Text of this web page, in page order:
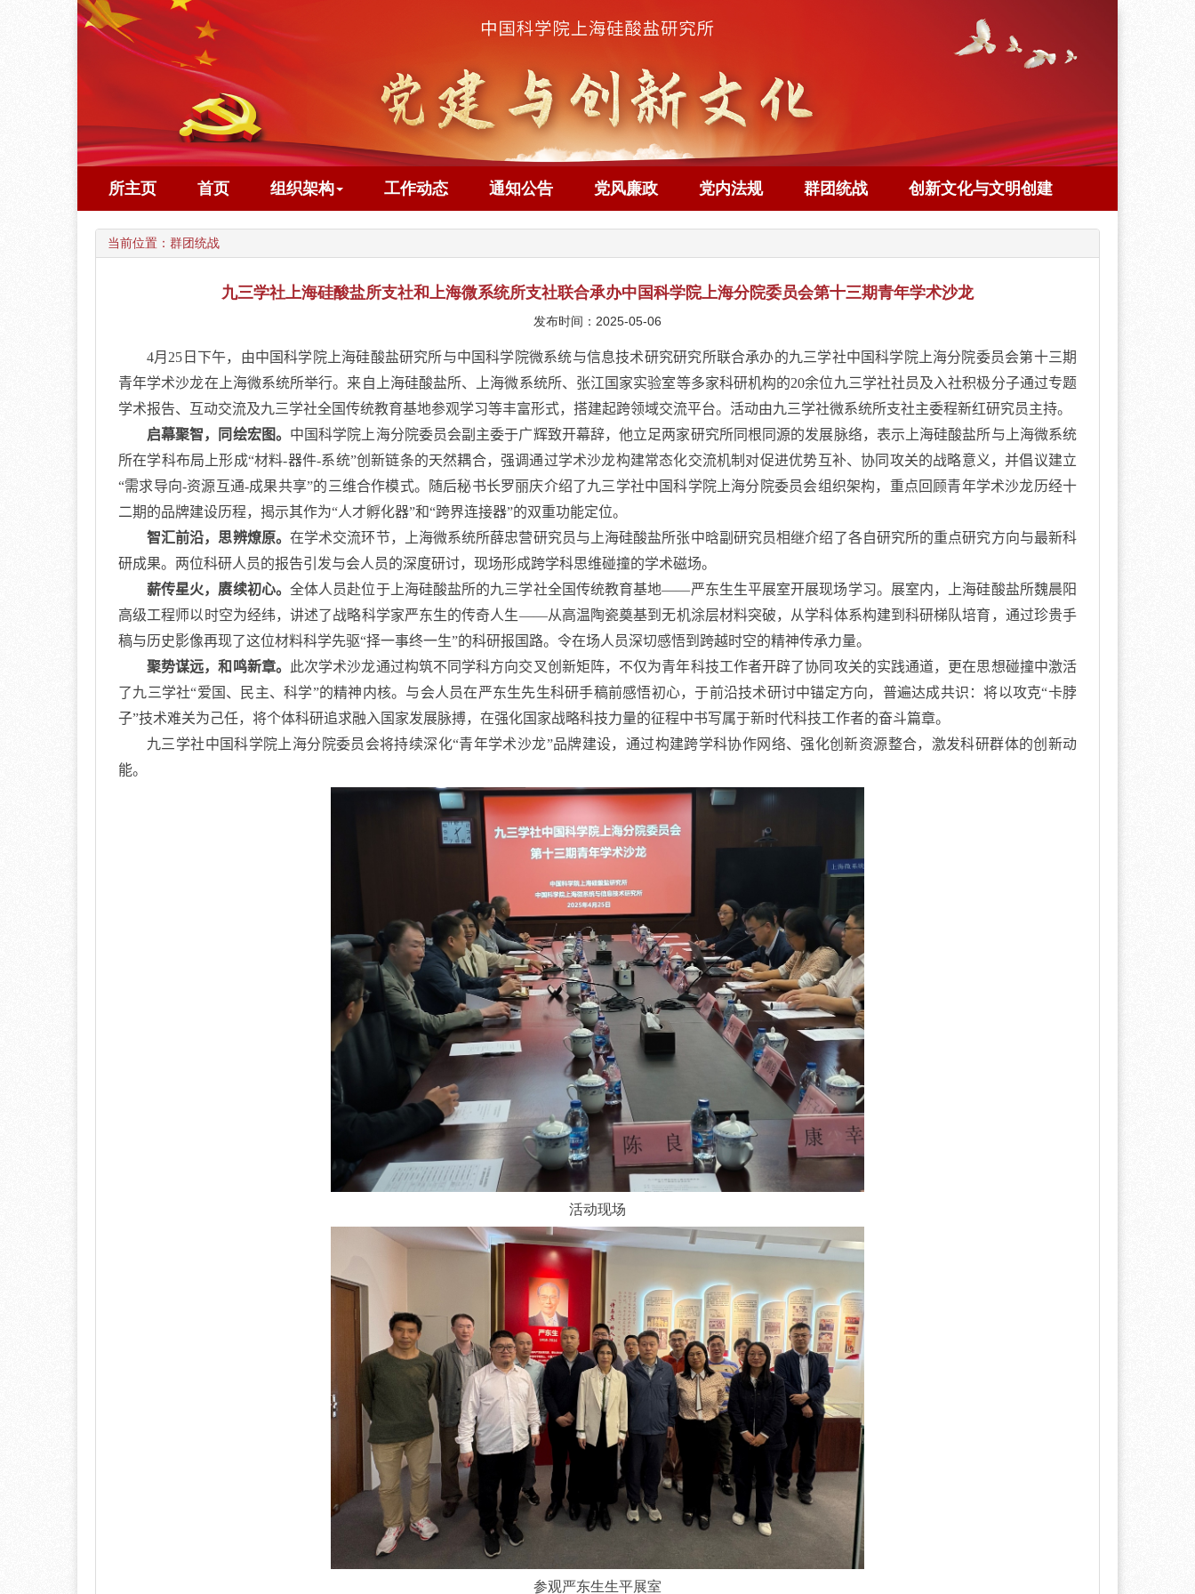
所主页 首页 组织架构 工作动态 通知公告 党风廉政 党内法规 群团统战 创新文化与文明创建
当前位置： 群团统战
九三学社上海硅酸盐所支社和上海微系统所支社联合承办中国科学院上海分院委员会第十三期青年学术沙龙
发布时间：2025-05-06
4月 25 日下午，由中国科学院上海硅酸盐研究所与中国科学院微系统与信息技术研究研究所联合承办的九三学社中国科学院上海分院委员会第十三期
青年学术沙龙在上海微系统所举行。来自上海硅酸盐所、上海微系统所、张江国家实验室等多家科研机构的20余位九三学社社员及入社积极分子通过专题
学术报告、互动交流及九三学社全国传统教育基地参观学习等丰富形式，搭建起跨领域交流平台。活动由九三学社微系统所支社主委程新红研究员主持。
启幕聚智，同绘宏图。 中国科学院上海分院委员会副主委于广辉致开幕辞，他立足两家研究所同根同源的发展脉络，表示上海硅酸盐所与上海微系统
所在学科布局上形成“材料-器件-系统”创新链条的天然耦合，强调通过学术沙龙构建常态化交流机制对促进优势互补、协同攻关的战略意义，并倡议建立
“需求导向-资源互通-成果共享”的三维合作模式。随后秘书长罗丽庆介绍了九三学社中国科学院上海分院委员会组织架构，重点回顾青年学术沙龙历经十
二期的品牌建设历程，揭示其作为“人才孵化器”和“跨界连接器”的双重功能定位。
智汇前沿，思辨燎原。 在学术交流环节，上海微系统所薛忠营研究员与上海硅酸盐所张中晗副研究员相继介绍了各自研究所的重点研究方向与最新科
研成果。两位科研人员的报告引发与会人员的深度研讨，现场形成跨学科思维碰撞的学术磁场。
薪传星火，赓续初心。 全体人员赴位于上海硅酸盐所的九三学社全国传统教育基地——严东生生平展室开展现场学习。展室内，上海硅酸盐所魏晨阳
高级工程师以时空为经纬，讲述了战略科学家严东生的传奇人生——从高温陶瓷奠基到无机涂层材料突破，从学科体系构建到科研梯队培育，通过珍贵手
稿与历史影像再现了这位材料科学先驱“择一事终一生”的科研报国路。令在场人员深切感悟到跨越时空的精神传承力量。
聚势谋远，和鸣新章。
此次学术沙龙通过构筑不同学科方向交叉创新矩阵，不仅为青年科技工作者开辟了协同攻关的实践通道，更在思想碰撞中激活
了九三学社“爱国、民主、科学”的精神内核。与会人员在严东生先生科研手稿前感悟初心，于前沿技术研讨中锚定方向，普遍达成共识：将以攻克“卡脖
子”技术难关为己任，将个体科研追求融入国家发展脉搏，在强化国家战略科技力量的征程中书写属于新时代科技工作者的奋斗篇章。
九三学社中国科学院上海分院委员会将持续深化“青年学术沙龙”品牌建设，通过构建跨学科协作网络、强化创新资源整合，激发科研群体的创新动
能。
活动现场
参观严东生生平展室